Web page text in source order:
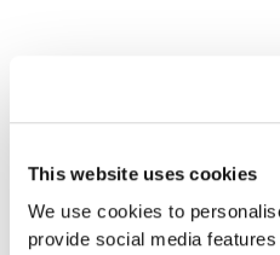
This website uses cookies
We use cookies to
provide social media
Anforderungen
Gründungsmitgliedern
Verantwortlichkeiten,
der Statuten und
Aktivitäten des Vereins
Mitgliedsbeiträgen
ethischer Standards.
Andere
Sie suchen nach einer
für Ihr Unternehmen